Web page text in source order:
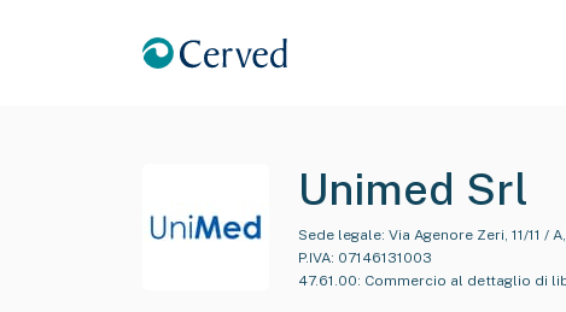
Unimed Srl
Sede legale: Via Agenore Zeri, 11/11 /
P.IVA: 07146131003
47.61.00: Commercio al dettaglio di